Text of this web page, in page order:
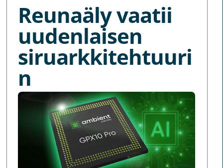
Reunaäly vaatii
uudenlaisen
siruarkkitehtuuri
n